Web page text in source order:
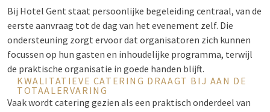
Bij Hotel Gent staat persoonlijke begeleiding centraal, van de
eerste aanvraag tot de dag van het evenement zelf. Die
ondersteuning zorgt ervoor dat organisatoren zich kunnen
focussen op hun gasten en inhoudelijke programma, terwijl
de praktische organisatie in goede handen blijft.
KWALITATIEVE CATERING DRAAGT BIJ AAN DE
TOTAALERVARING
Vaak wordt catering gezien als een praktisch onderdeel van